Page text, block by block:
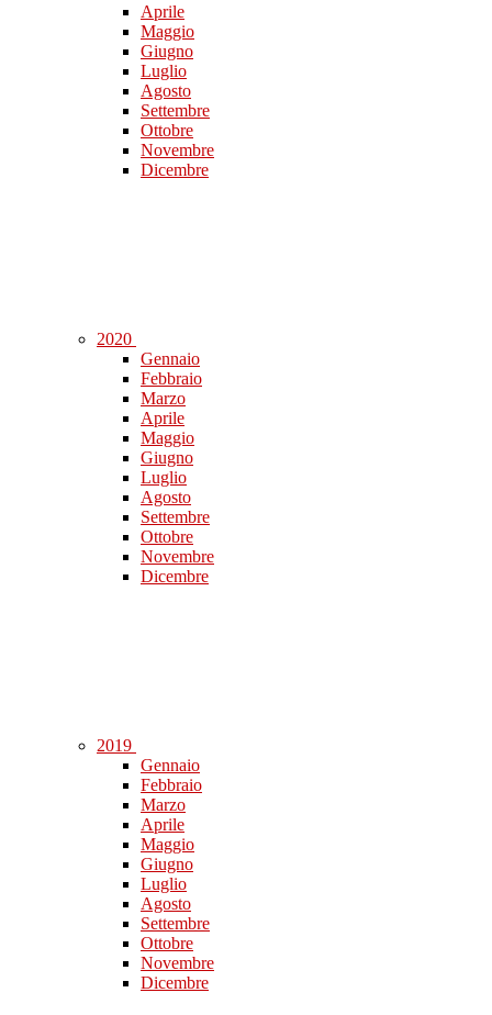
Aprile
Maggio
Giugno
Luglio
Agosto
Settembre
Ottobre
Novembre
Dicembre
2020
Gennaio
Febbraio
Marzo
Aprile
Maggio
Giugno
Luglio
Agosto
Settembre
Ottobre
Novembre
Dicembre
2019
Gennaio
Febbraio
Marzo
Aprile
Maggio
Giugno
Luglio
Agosto
Settembre
Ottobre
Novembre
Dicembre